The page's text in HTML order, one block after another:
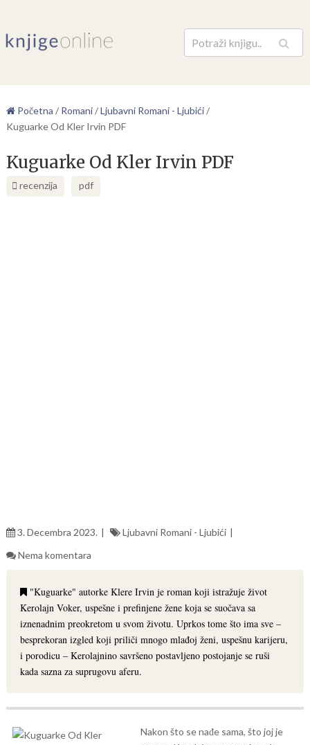
Pretraga
Početna / Romani/Ljubavni Romani - Ljubići/
Kuguarke Od Kler Irvin PDF
Kuguarke Od Kler Irvin PDF
recenzija pdf
3. Decembra 2023.
Ljubavni Romani - Ljubići
Nema komentara
"Kuguarke" autorke Klere Irvin je roman koji istražuje život
Kerolajn Voker, uspešne i prefinjene žene koja se suočava sa
iznenadnim preokretom u svom životu. Uprkos tome što ima sve –
besprekoran izgled koji priliči mnogo mlađoj ženi, uspešnu karijeru,
i porodicu – Kerolajnino savršeno postavljeno postojanje se ruši
kada sazna za suprugovu aferu.
Nakon što se nađe sama, što joj je